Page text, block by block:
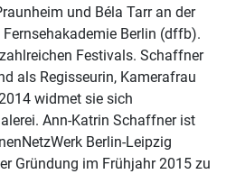
und Béla Tarr an der
Berlin (dffb).
Festivals. Schaffner
als Regisseurin, Kamerafrau
widmet sie sich
Ann-Katrin Schaffner ist
Berlin-Leipzig
Gründung im Frühjahr 2015 zu